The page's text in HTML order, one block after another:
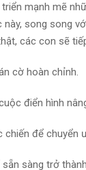
mạnh mẽ
song song
các con sẽ
cờ hoàn chỉnh.
điển hình
để chuyển
sàng trở